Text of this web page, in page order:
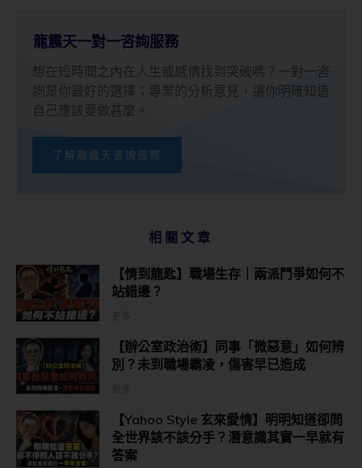
龍震天一對一咨詢服務
想在短時間之內在人生或感情找到突破嗎？一對一咨
詢是你最好的選擇；專業的分析意見，讓你明確知道
自己應該要做甚麼。
了解龍震天咨詢服務
相關文章
【情到龍匙】職場生存｜兩派鬥爭如何不
站錯邊？
【辦公室政治術】同事「微惡意」如何辨
別？未到職場霸凌，傷害早已造成
【Yahoo Style 玄來愛情】明明知道卻問
全世界該不該分手？潛意識其實一早就有
答案